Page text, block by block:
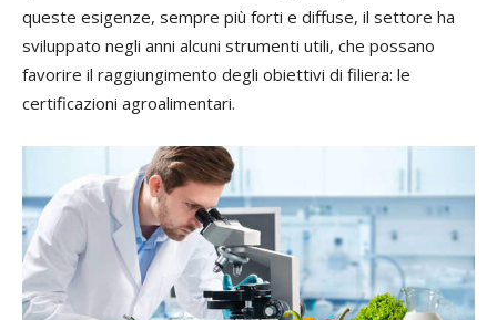
queste esigenze, sempre più forti e diffuse, il settore ha
sviluppato negli anni alcuni strumenti utili, che possano
favorire il raggiungimento degli obiettivi di filiera: le
certificazioni agroalimentari.